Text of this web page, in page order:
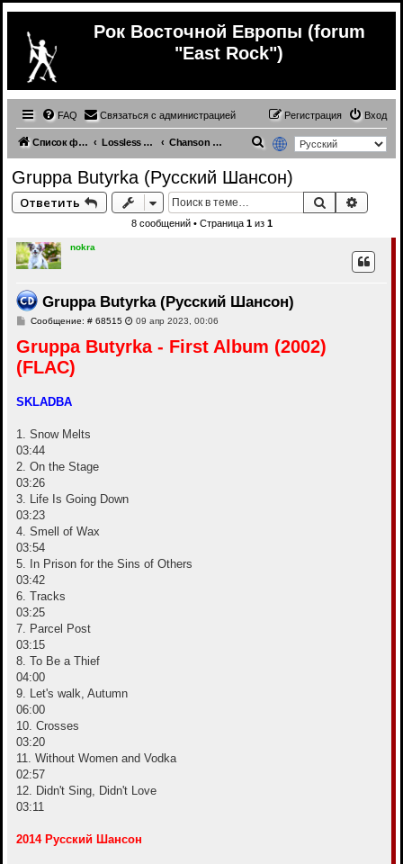
Рок Восточной Европы (forum
"East Rock")
FAQ Связаться с администрацией Вход
Регистрация
Список форумов Lossless Russian (& ex.USSR) music Chanson (lossless)
и
к
Gruppa Butyrka (Русский Шансон)
Ответить Поиск
8 сообщений • Страница 1из 1
nokra
Gruppa Butyrka (Русский Шансон)
Сообщение: # 68515С
о
б
09 апр 2023, 00:06
Gruppa Butyrka - First Album (2002)
(FLAC)
SKLADBA
1. Snow Melts
03:44
2. On the Stage
03:26
3. Life Is Going Down
03:23
4. Smell of Wax
03:54
5. In Prison for the Sins of Others
03:42
6. Tracks
03:25
7. Parcel Post
03:15
8. To Be a Thief
04:00
9. Let's walk, Autumn
06:00
10. Crosses
03:20
11. Without Women and Vodka
02:57
12. Didn't Sing, Didn't Love
03:11
2014 Русский Шансон